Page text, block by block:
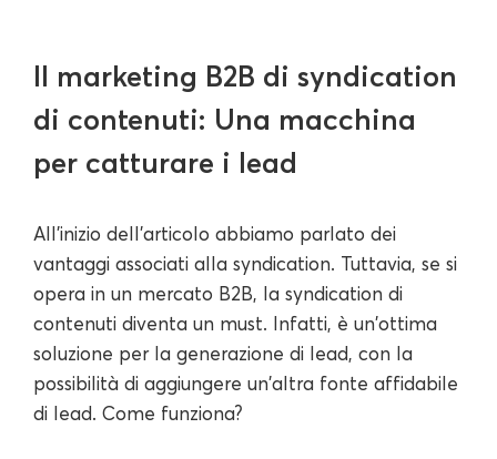
Il marketing B2B di syndication
di contenuti: Una macchina
per catturare i lead
All'inizio dell'articolo abbiamo parlato dei
vantaggi associati alla syndication. Tuttavia, se si
opera in un mercato B2B, la syndication di
contenuti diventa un must. Infatti, è un'ottima
soluzione per la generazione di lead, con la
possibilità di aggiungere un'altra fonte affidabile
di lead. Come funziona?